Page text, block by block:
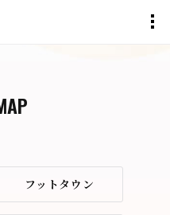
フットタウン